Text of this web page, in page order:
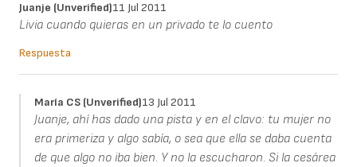
Juanje (unverified)11 Jul 2011
Livia cuando quieras en un privado te lo cuento
Respuesta
María CS (unverified)13 Jul 2011
Juanje, ahí has dado una pista y en el clavo: tu mujer no
era primeriza y algo sabía, o sea que ella se daba cuenta
de que algo no iba bien. Y no la escucharon. Si la cesárea